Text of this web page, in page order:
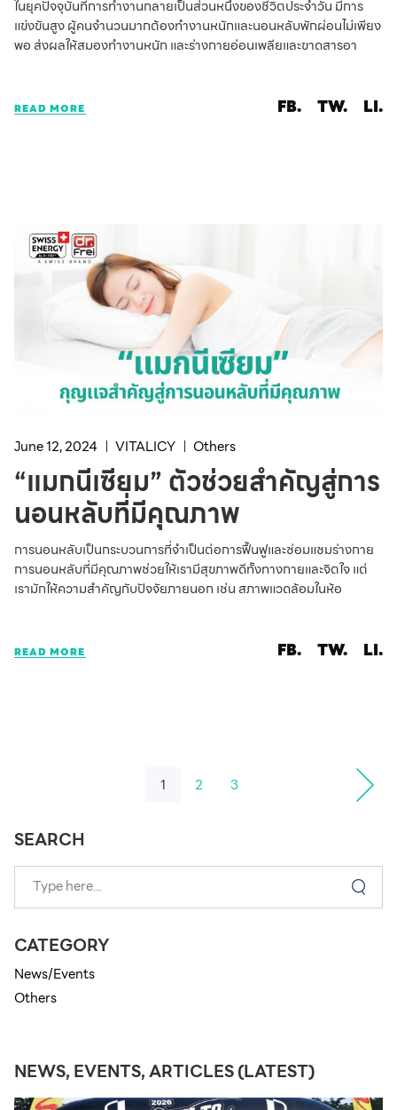
ในยุคปัจจุบันที่การทำงานกลายเป็นส่วนหนึ่งของชีวิตประจำวัน มีการ
แข่งขันสูง ผู้คนจำนวนมากต้องทำงานหนักและนอนหลับพักผ่อนไม่เพียง
พอ ส่งผลให้สมองทำงานหนัก และร่างกายอ่อนเพลียและขาดสารอา
READ MORE FB. TW. LI.
June 12, 2024 VITALICY Others
“แมกนีเซียม” ตัวช่วยสำคัญสู่การ
นอนหลับที่มีคุณภาพ
การนอนหลับเป็นกระบวนการที่จำเป็นต่อการฟื้นฟูและซ่อมแซมร่างกาย
การนอนหลับที่มีคุณภาพช่วยให้เรามีสุขภาพดีทั้งทางกายและจิตใจ แต่
เรามักให้ความสำคัญกับปัจจัยภายนอก เช่น สภาพแวดล้อมในห้อ
READ MORE FB. TW. LI.
1 2 3
SEARCH
CATEGORY
News/Events
Others
NEWS, EVENTS, ARTICLES (LATEST)